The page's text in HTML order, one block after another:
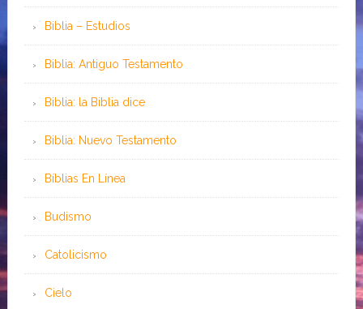
Biblia – Estudios
Biblia: Antiguo Testamento
Biblia: la Biblia dice
Biblia: Nuevo Testamento
Bíblias En Línea
Budismo
Catolicismo
Cielo